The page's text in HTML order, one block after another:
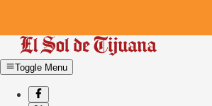
Toggle Menu